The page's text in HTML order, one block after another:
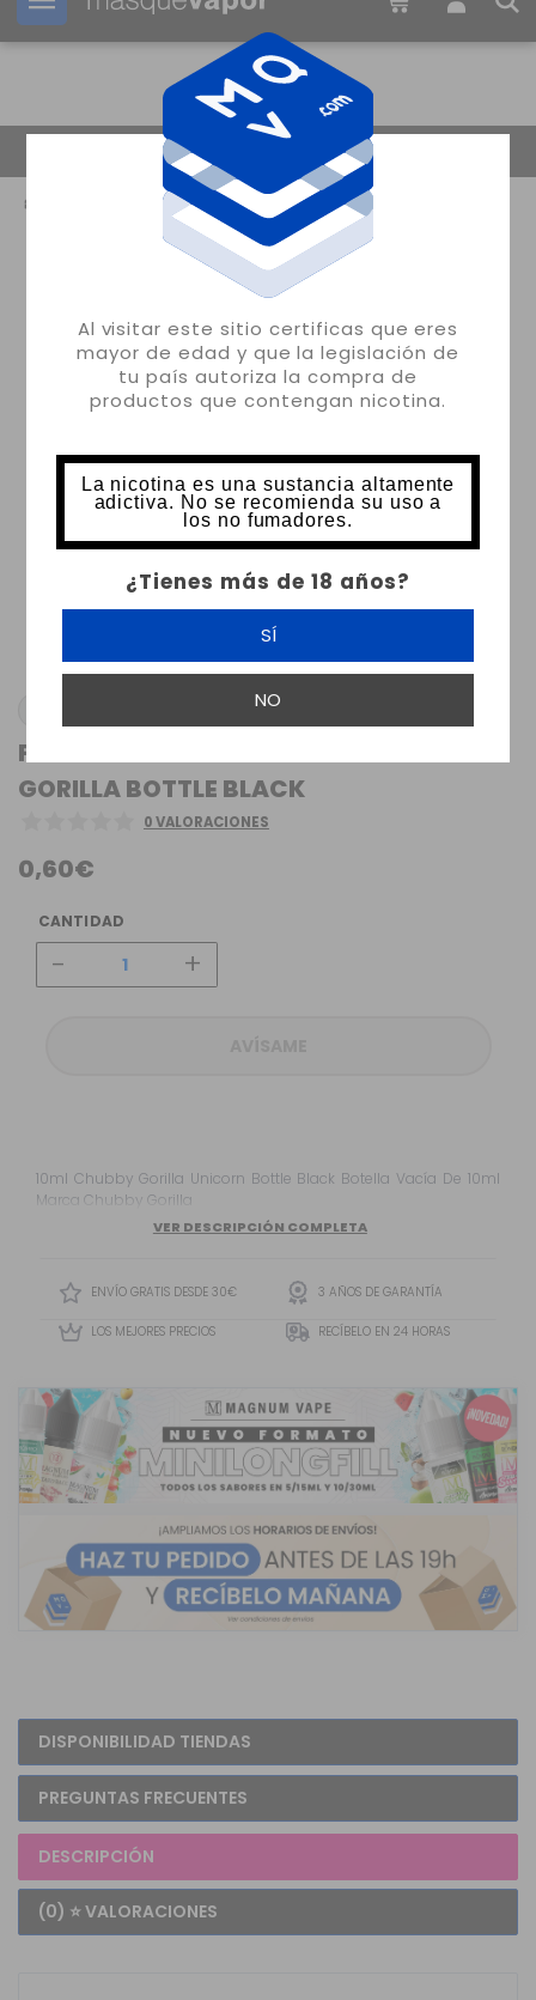
Al visitar este sitio certificas que eres
mayor de edad y que la legislación de
tu país autoriza la compra de
productos que contengan nicotina.
La nicotina es una sustancia altamente
adictiva. No se recomienda su uso a
los no fumadores.
¿Tienes más de 18 años?
SÍ
NO
Tu pedido puede ser enviado en 14m:
FLACON UNICORN 10ML V3 CHUBBY
GORILLA BOTTLE BLACK
0 VALORACIONES
0,60€
CANTIDAD
- +
10ml Chubby Gorilla Unicorn Bottle Black Botella Vacía De 10ml
Marca Chubby Gorilla
VER DESCRIPCIÓN COMPLETA
ENVÍO GRATIS DESDE 30€ 3 AÑOS DE GARANTÍA
LOS MEJORES PRECIOS RECÍBELO EN 24 HORAS
DISPONIBILIDAD TIENDAS
PREGUNTAS FRECUENTES
DESCRIPCIÓN
(0) ⭐ VALORACIONES